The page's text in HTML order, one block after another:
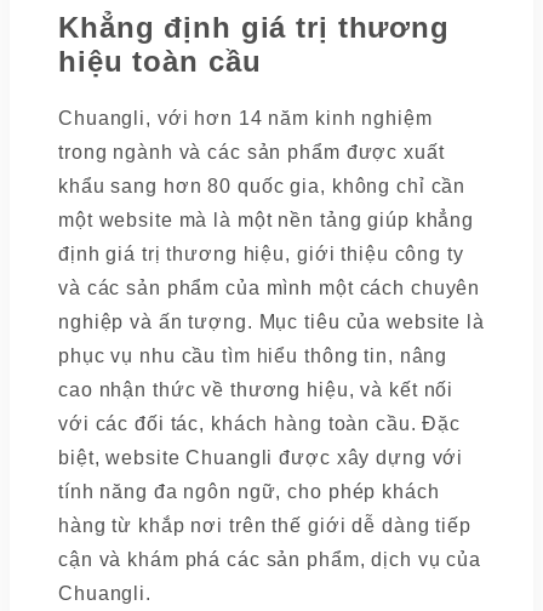
Khẳng định giá trị thương
hiệu toàn cầu
Chuangli, với hơn 14 năm kinh nghiệm
trong ngành và các sản phẩm được xuất
khẩu sang hơn 80 quốc gia, không chỉ cần
một website mà là một nền tảng giúp khẳng
định giá trị thương hiệu, giới thiệu công ty
và các sản phẩm của mình một cách chuyên
nghiệp và ấn tượng. Mục tiêu của website là
phục vụ nhu cầu tìm hiểu thông tin, nâng
cao nhận thức về thương hiệu, và kết nối
với các đối tác, khách hàng toàn cầu. Đặc
biệt, website Chuangli được xây dựng với
tính năng đa ngôn ngữ, cho phép khách
hàng từ khắp nơi trên thế giới dễ dàng tiếp
cận và khám phá các sản phẩm, dịch vụ của
Chuangli.